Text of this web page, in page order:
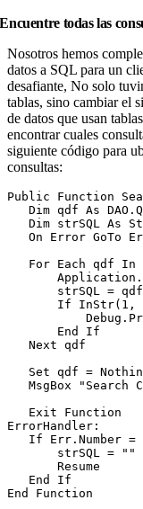
Encuentre todas las
Nosotros hemos
datos a SQL para un
desafiante, No solo
tablas, sino cambiar el
de datos que usan
encontrar cuales
siguiente código para
consultas:
Public Function
Dim qdf As
Dim strSQL As
On Error GoTo
For Each qdf In
strSQL =
If InStr(1,
Debug.Print
End If
Next qdf
Set qdf =
MsgBox "Search
Exit Function
ErrorHandler:
If Err.Number =
strSQL = ""
Resume
End If
End Function